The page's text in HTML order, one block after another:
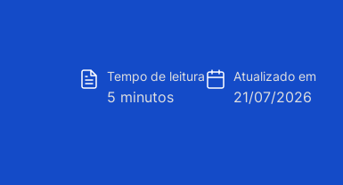
Tempo de leitura
5 minutos
Atualizado em
21/07/2026